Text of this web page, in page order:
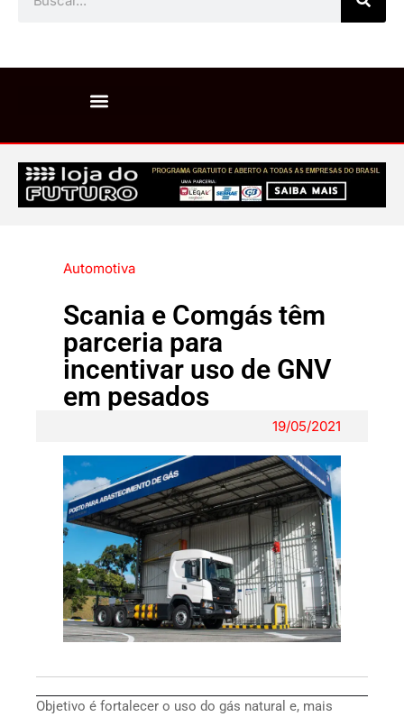
Automotiva
Scania e Comgás têm
parceria para
incentivar uso de GNV
em pesados
19/05/2021
Objetivo é fortalecer o uso do gás natural e, mais